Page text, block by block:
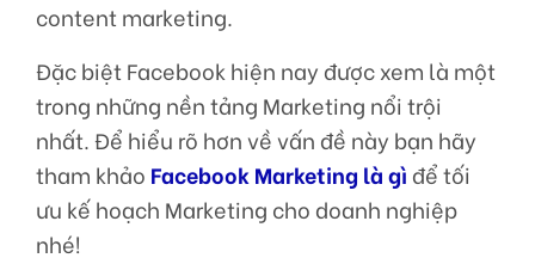
content marketing.
Đặc biệt Facebook hiện nay được xem là một
trong những nền tảng Marketing nổi trội
nhất. Để hiểu rõ hơn về vấn đề này bạn hãy
tham khảo Facebook Marketing là gì để tối
ưu kế hoạch Marketing cho doanh nghiệp
nhé!